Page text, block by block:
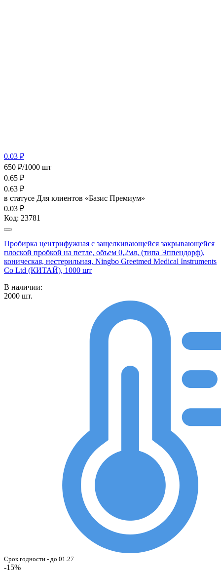
0.03 ₽
650 ₽/1000 шт
0.65 ₽
0.63 ₽
в статусе Для клиентов «Базис Премиум»
0.03 ₽
Код: 23781
Пробирка центрифужная с защелкивающейся закрывающейся
плоской пробкой на петле, объем 0,2мл, (типа Эппендорф),
коническая, нестерильная, Ningbo Greetmed Medical Instruments
Co Ltd (КИТАЙ), 1000 шт
В наличии:
2000 шт.
Срок годности - до 01.27
-15%